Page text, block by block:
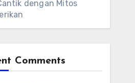
dengan Mitos
Comments